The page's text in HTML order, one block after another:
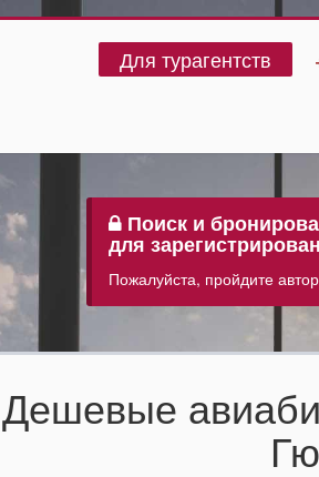
Для турагентств
Поиск и
для
Пожалуйста, пройдите
Дешевые